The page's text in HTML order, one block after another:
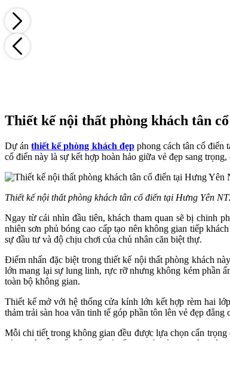
Thiết kế nội thất phòng khách tân
Dự ánthiết kế phòng khách đẹpphong cách tân cổ điển
cổ điển này là sự kết hợp hoàn hảo giữa vẻ đẹp sang
Thiết kế nội thất phòng khách tân cổ điển tại Hưng Yên
Ngay từ cái nhìn đầu tiên, khách tham quan sẽ bị chinh
nhiên sơn phủ bóng cao cấp tạo nên không gian tiếp
sự đầu tư và độ chịu chơi của chủ nhân căn biệt thự.
Điểm nhấn đặc biệt trong thiết kế nội thất phòng khách
lớn mang lại sự lung linh, rực rỡ nhưng không kém phần
toàn bộ không gian.
Thiết kế mở với hệ thống cửa kính lớn kết hợp rèm hai
thảm trải sàn hoa văn tinh tế góp phần tôn lên vẻ đẹp đẳng
Mỗi chi tiết trong không gian đều được lựa chọn cẩn
cách châu Âu cổ điển. Tất cả kết hợp hài hòa tạo nên